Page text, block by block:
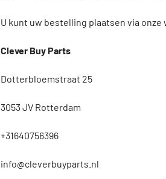
U kunt uw bestelling plaatsen via onze
Clever Buy Parts
Dotterbloemstraat 25
3053 JV Rotterdam
+31640756396
info@cleverbuyparts.nl